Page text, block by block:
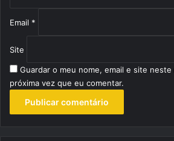
Email *
Site
Guardar o meu nome, email e site neste
próxima vez que eu comentar.